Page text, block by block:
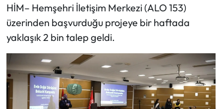
HİM– Hemşehri İletişim Merkezi (ALO 153)
üzerinden başvurduğu projeye bir haftada
yaklaşık 2 bin talep geldi.